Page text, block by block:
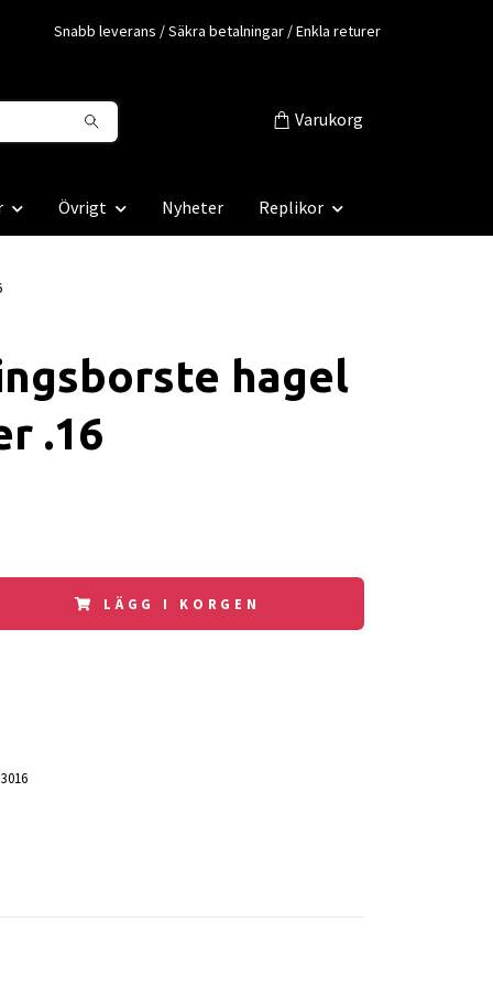
Snabb leverans / Säkra betalningar / Enkla returer
Varukorg
Övrigt Nyheter Replikor
hagel
.16
LÄGG I KORGEN